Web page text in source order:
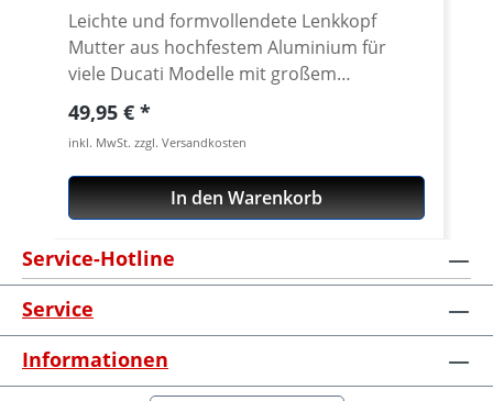
Leichte und formvollendete Lenkkopf
Mutter aus hochfestem Aluminium für
viele Ducati Modelle mit großem
Steuerkopfrohr. Klemmdurchmesser
40mm. CNC gefräst aus extrem zähen und
hochfesten 7075 T6
Konstruktionsaluminium. Lieferbar in
diversen Eloxalfarbtönen. Passend für
Classic, SportTouring, Sport/GT1000,
Monster ab 2002, Monster 696 - 1100,
Multistrada, Streetfighter, Scrambler 800
u.v.m. Nicht passend für Panigale,
Hypermotard 796+1100 und Diavel. ·
Gefertigt aus hochfestem Aluminium 7075
Regulärer Preis:
49,95 €
inkl. MwSt. zzgl. Versandkosten
In den Warenkorb
Service-Hotline
Service
Informationen